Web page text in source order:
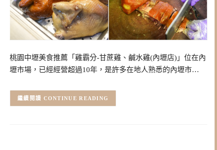
桃園中壢美食推薦「雞霸分-甘蔗雞、鹹水雞(內壢店)」位在內
壢市場，已經經營超過10年，是許多在地人熟悉的內壢市…
CONTINUE READING